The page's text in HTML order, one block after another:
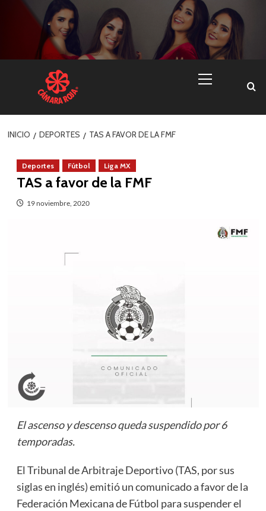
primario
INICIO DEPORTES TAS A FAVOR DE LA FMF
Deportes Fútbol Liga MX
TAS a favor de la FMF
19 noviembre, 2020
El ascenso y descenso queda suspendido por 6
temporadas.
El Tribunal de Arbitraje Deportivo (TAS, por sus
siglas en inglés) emitió un comunicado a favor de la
Federación Mexicana de Fútbol para suspender el